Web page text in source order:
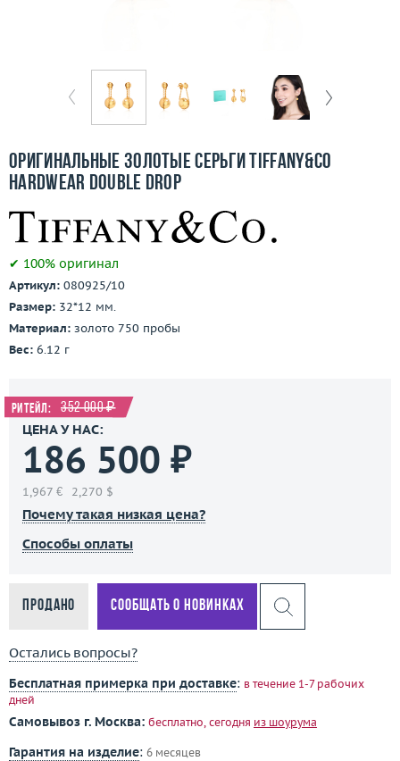
О компании
Контакты
3D-тур по шоуруму
Оригинальные золотые серьги Tiffany&Co
HardWear Double Drop
✔ 100% оригинал
Артикул: 080925/10
Размер: 32*12 мм.
Материал: золото 750 пробы
Вес: 6.12 г
Ритейл: 352 000 ₽
ЦЕНА У НАС:
186 500 ₽
1,967 € 2,270 $
Почему такая низкая цена?
Способы оплаты
Продано Сообщать о новинках
Остались вопросы?
Бесплатная примерка при доставке: в течение 1-7 рабочих
дней
Самовывоз г. Москва: бесплатно, сегодня из шоурума
Гарантия на изделие: 6 месяцев